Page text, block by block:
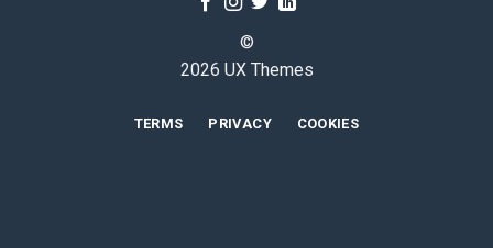
©
2026 UX Themes
TERMS PRIVACY COOKIES